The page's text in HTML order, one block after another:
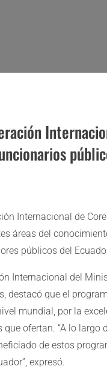
Internacional de
áreas del
públicos del
Internacional del
destacó que el
mundial, por la
ofertan. “A lo
de estos
expresó.